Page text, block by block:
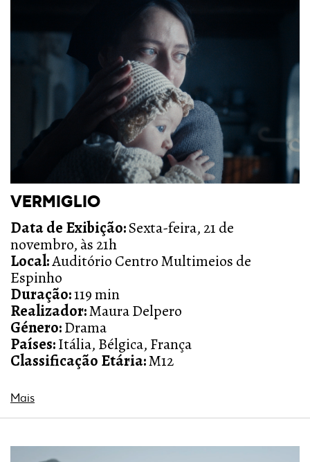
VERMIGLIO
Data de Exibição:Sexta-feira, 21 de
novembro, às 21h
Local:Auditório Centro Multimeios de
Espinho
Duração:119 min
Realizador:Maura Delpero
Género:Drama
Países:Itália, Bélgica, França
Classificação Etária:M12
Mais